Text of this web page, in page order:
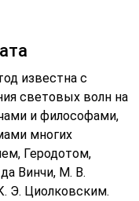
известна с
световых волн на
и философами,
многих
Геродотом,
Винчи, М. В.
Э. Циолковским.